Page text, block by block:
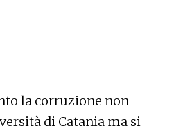
la corruzione non
di Catania ma si